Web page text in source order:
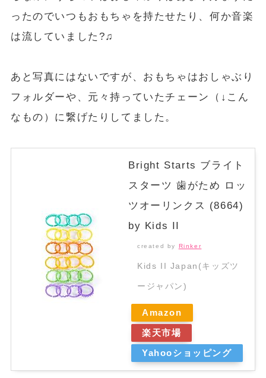
ったのでいつもおもちゃを持たせたり、何か音楽
は流していました?♫
あと写真にはないですが、おもちゃはおしゃぶり
フォルダーや、元々持っていたチェーン（↓こん
なもの）に繋げたりしてました。
Bright Starts ブライト
スターツ 歯がため ロッ
ツオーリンクス (8664)
by Kids II
created by Rinker
Kids II Japan(キッズツ
ージャパン)
Amazon
楽天市場
Yahooショッピング